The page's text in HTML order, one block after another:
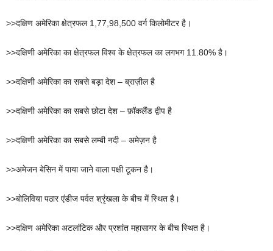
>>दक्षिण अमेरिका क्षेत्रफल 1,77,98,500 वर्ग किलोमीटर है।
>>दक्षिणी अमेरिका का क्षेत्रफल विश्व के क्षेत्रफल का लगभग 11.80% है।
>>दक्षिणी अमेरिका का सबसे बड़ा देश – ब्राज़ील है
>>दक्षिणी अमेरिका का सबसे छोटा देश – फ़ॉकलैंड द्वीप है
>>दक्षिणी अमेरिका का सबसे लम्बी नदी – अमेज़न है
>>अमेजन बेसिन में पाया जाने वाला पक्षी टूकन है।
>>बोलिविया पठार एंडीज पर्वत श्रृंखला के बीच में स्थित है।
>>दक्षिण अमेरिका अटलांटिक और प्रशांत महासागर के बीच स्थित है।